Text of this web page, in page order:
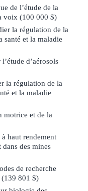
de l’étude de la
voix (100 000 $)
la régulation de la
santé et la maladie
d’aérosols
la régulation de la
et la maladie
motrice et de la
haut rendement
des mines
de recherche
(139 801 $)